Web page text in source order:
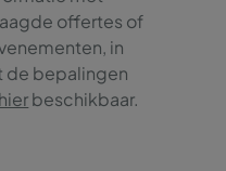
offertes of
in
de bepalingen
hierbeschikbaar.